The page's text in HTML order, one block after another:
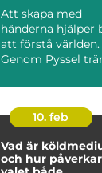
Att skapa med
händerna hjälper
att förstå världen.
Genom Pyssel
finmoto...
10. feb
Vad är
och hur påverkar